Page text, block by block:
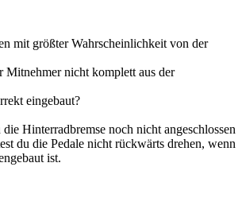
mit größter Wahrscheinlichkeit von der
Mitnehmer nicht komplett aus der
eingebaut?
Hinterradbremse noch nicht angeschlossen
du die Pedale nicht rückwärts drehen, wenn
ist.